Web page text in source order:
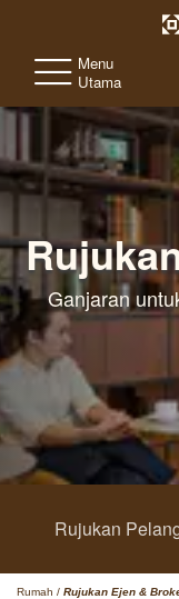
Menu
Utama
Ganjaran
Rujukan
Rumah / Rujukan Ejen &